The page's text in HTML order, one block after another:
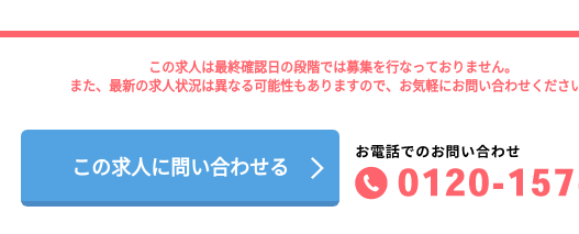
この求人は最終確認日の段階では募集を行なっておりません。
また、最新の求人状況は異なる可能性もありますので、お気軽にお問い合わせくださ
この求人に問い合わせる